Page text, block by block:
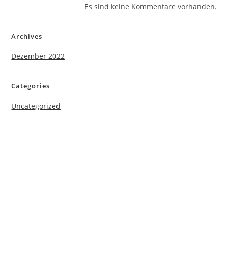
Es sind keine Kommentare vorhanden.
Archives
Dezember 2022
Categories
Uncategorized